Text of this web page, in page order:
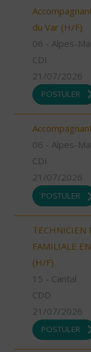
du Var (H/F)
06 - Alpes-
CDI
21/07/2026
POSTULER
06 - Alpes-
CDI
21/07/2026
POSTULER
TECHNICIEN
FAMILIALE
(H/F)
15 - Cantal
CDD
21/07/2026
POSTULER